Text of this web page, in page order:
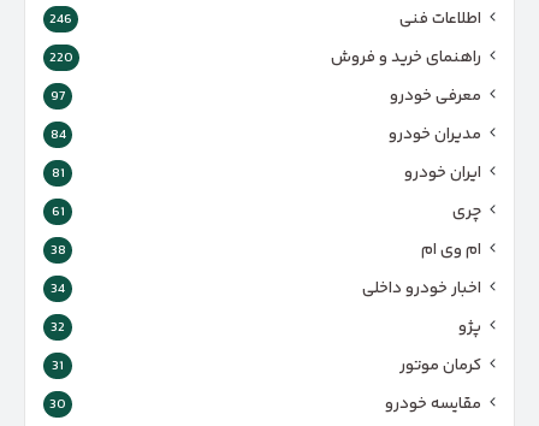
اطلاعات فنی 246
راهنمای خرید و فروش 220
معرفی خودرو 97
مدیران خودرو 84
ایران خودرو 81
چری 61
ام وی ام 38
اخبار خودرو داخلی 34
پژو 32
کرمان موتور 31
مقایسه خودرو 30